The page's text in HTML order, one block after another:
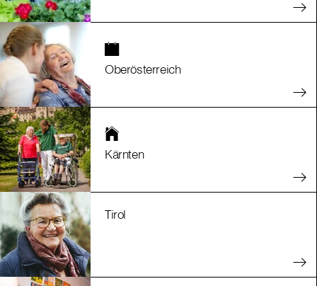
Oberösterreich
Kärnten
Tirol